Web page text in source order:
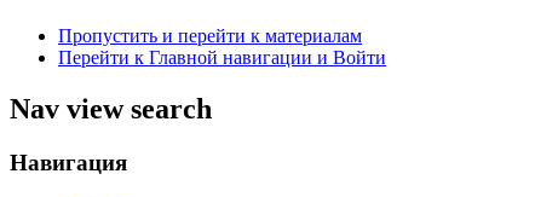
Пропустить и перейти к материалам
Перейти к Главной навигации и Войти
Nav view search
Навигация